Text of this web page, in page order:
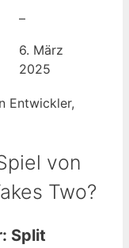
–
6. März
2025
Entwickler,
von
Two?
Split